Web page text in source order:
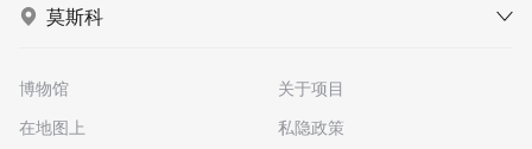
莫斯科
博物馆
在地图上
关于项目
私隐政策